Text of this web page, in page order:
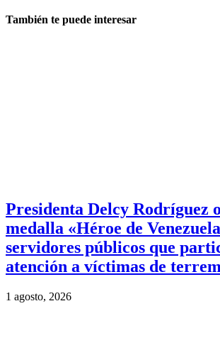
También te puede interesar
Presidenta Delcy Rodríguez
medalla «Héroe de
servidores públicos que
atención a víctimas de
1 agosto, 2026